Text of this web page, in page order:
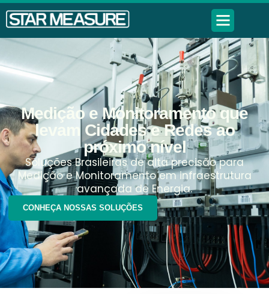
Medição e Monitoramento que
levam Cidades e Redes ao
próximo nível
Soluções Brasileiras de alta precisão para
Medição e Monitoramento em infraestrutura
avançada de Energia.
CONHEÇA NOSSAS SOLUÇÕES